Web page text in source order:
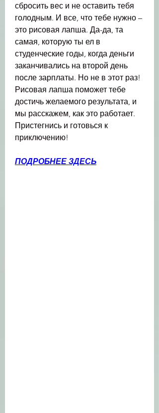
сбросить вес и не оставить тебя
голодным. И все, что тебе нужно –
это рисовая лапша. Да-да, та
самая, которую ты ел в
студенческие годы, когда деньги
заканчивались на второй день
после зарплаты. Но не в этот раз!
Рисовая лапша поможет тебе
достичь желаемого результата, и
мы расскажем, как это работает.
Пристегнись и готовься к
приключению!
ПОДРОБНЕЕ ЗДЕСЬ